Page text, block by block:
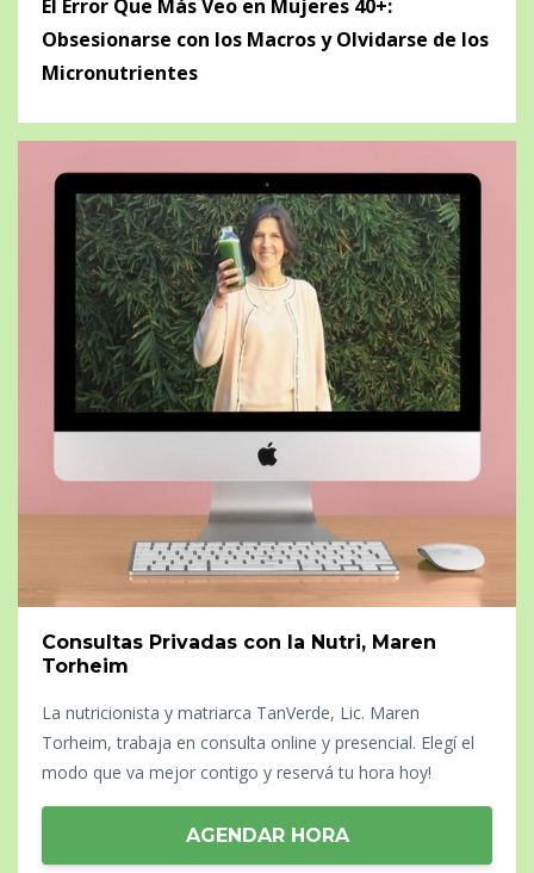
El Error Que Más Veo en Mujeres 40+:
Obsesionarse con los Macros y Olvidarse de los
Micronutrientes
Consultas Privadas con la Nutri, Maren
Torheim
La nutricionista y matriarca TanVerde, Lic. Maren
Torheim, trabaja en consulta online y presencial. Elegí el
modo que va mejor contigo y reservá tu hora hoy!
AGENDAR HORA